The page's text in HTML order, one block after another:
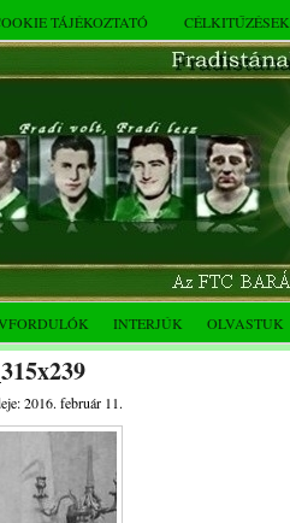
TÁJÉKOZTATÓ CÉLKITŰZÉSEK
INTERJÚK OLVASTUK
2016. február 11.